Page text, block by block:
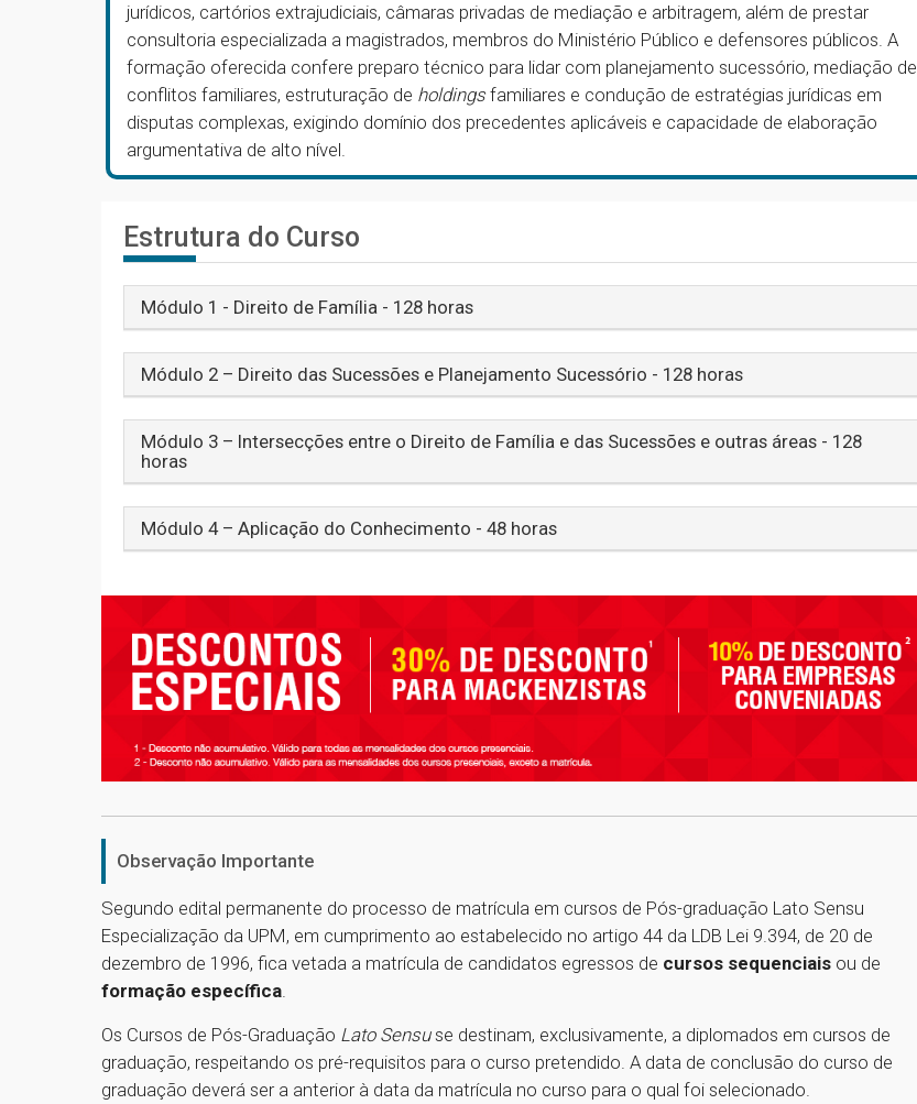
jurídicos, cartórios extrajudiciais, câmaras privadas de mediação e arbitragem, além de prestar
consultoria especializada a magistrados, membros do Ministério Público e defensores públicos. A
formação oferecida confere preparo técnico para lidar com planejamento sucessório, mediação de
conflitos familiares, estruturação de holdingsfamiliares e condução de estratégias jurídicas em
disputas complexas, exigindo domínio dos precedentes aplicáveis e capacidade de elaboração
argumentativa de alto nível.
Estrutura do Curso
Módulo 1 - Direito de Família - 128 horas
Módulo 2 – Direito das Sucessões e Planejamento Sucessório - 128 horas
Módulo 3 – Intersecções entre o Direito de Família e das Sucessões e outras áreas - 128
horas
Módulo 4 – Aplicação do Conhecimento - 48 horas
Observação Importante
Segundo edital permanente do processo de matrícula em cursos de Pós-graduação Lato Sensu
Especialização da UPM, em cumprimento ao estabelecido no artigo 44 da LDB Lei 9.394, de 20 de
dezembro de 1996, fica vetada a matrícula de candidatos egressos de cursos sequenciais ou de
formação específica
Os Cursos de Pós-Graduação Lato Sensuse destinam, exclusivamente, a diplomados em cursos de
graduação, respeitando os pré-requisitos para o curso pretendido. A data de conclusão do curso de
graduação deverá ser a anterior à data da matrícula no curso para o qual foi selecionado.